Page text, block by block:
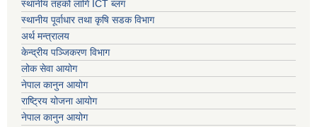
स्थानीय तहको लागि ICT ब्लग
स्थानीय पूर्वाधार तथा कृषि सडक विभाग
अर्थ मन्त्रालय
केन्द्रीय पञ्जिकरण विभाग
लोक सेवा आयोग
नेपाल कानुन आयोग
राष्ट्रिय योजना आयोग
नेपाल कानुन आयोग